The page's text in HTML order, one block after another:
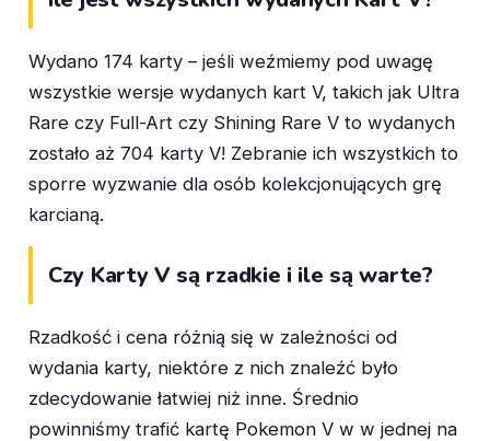
Wydano 174 karty – jeśli weźmiemy pod uwagę
wszystkie wersje wydanych kart V, takich jak Ultra
Rare czy Full-Art czy Shining Rare V to wydanych
zostało aż 704 karty V! Zebranie ich wszystkich to
sporre wyzwanie dla osób kolekcjonujących grę
karcianą.
Czy Karty V są rzadkie i ile są warte?
Rzadkość i cena różnią się w zależności od
wydania karty, niektóre z nich znaleźć było
zdecydowanie łatwiej niż inne. Średnio
powinniśmy trafić kartę Pokemon V w w jednej na